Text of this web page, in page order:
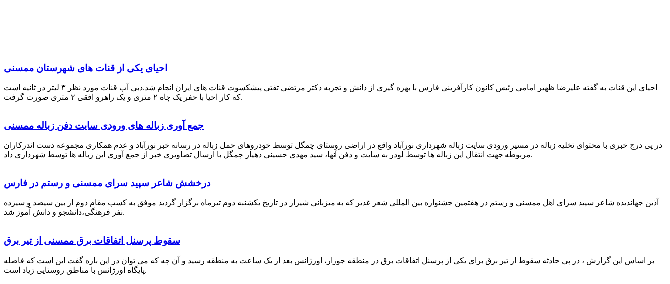
احیای یکی از قنات های شهرستان ممسنی
احیای این قنات به گفته علیرضا ظهیر امامی رئیس کانون کارآفرینی فارس با بهره گیری از دانش و تجربه دکتر مرتضی تفتی پیشکسوت قنات های ایران انجام شد.دبی آب قنات مورد نظر ۳ لیتر در ثانیه است
که کار احیا با حفر یک چاه ۲ متری و یک راهرو افقی ۲ متری صورت گرفت.
جمع آوری زباله های ورودی سایت دفن زباله ممسنی
در پی درج خبری با محتوای تخلیه زباله در مسیر ورودی سایت زباله شهرداری نورآباد واقع در اراضی روستای چمگل توسط خودروهای حمل زباله در رسانه خبر نورآباد و عدم همکاری مجموعه دست اندرکاران
مربوطه جهت انتقال این زباله ها توسط لودر به سایت و دفن آنها، سید مهدی حسینی دهیار چمگل با ارسال تصاویری خبر از جمع آوری این زباله ها توسط شهرداری داد.
درخشش شاعر سپید سرای ممسنی و رستم در فارس
آذین جهاندیده شاعر سپید سرای اهل ممسنی و رستم در هفتمین جشنواره بین المللی شعر غدیر که به میزبانی شیراز در تاریخ یکشنبه دوم تیرماه برگزار گردید موفق به کسب مقام دوم از بین سیصد و سیزده
نفر فرهنگی،دانشجو و دانش آموز شد.
سقوط پرسنل اتفاقات برق ممسنی از تیر برق
بر اساس این گزارش ، در پی حادثه سقوط از تیر برق برای یکی از پرسنل اتفاقات برق در منطقه جوزار، اورژانس بعد از یک ساعت به منطقه رسید و آن چه که می توان در این باره گفت این است که فاصله
پایگاه اورژانس با مناطق روستایی زیاد است.